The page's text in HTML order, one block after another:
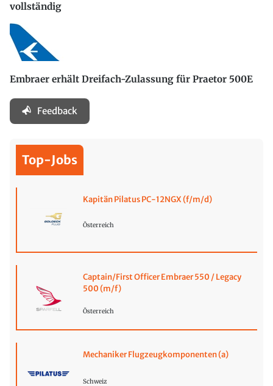
vollständig
Embraer erhält Dreifach-Zulassung für Praetor 500E
Feedback
Top-Jobs
Kapitän Pilatus PC-12NGX (f/m/d)
Österreich
Captain/First Officer Embraer 550 / Legacy
500 (m/f)
Österreich
Mechaniker Flugzeugkomponenten (a)
Schweiz